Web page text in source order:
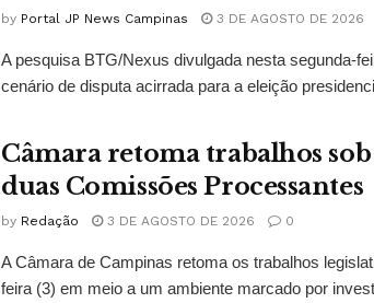
by Portal JP News Campinas 3 DE AGOSTO DE 2026
A pesquisa BTG/Nexus divulgada nesta segunda-
cenário de disputa acirrada para a eleição
Câmara retoma trabalhos sob
duas Comissões Processantes
by Redação 3 DE AGOSTO DE 2026 0
A Câmara de Campinas retoma os trabalhos
feira (3) em meio a um ambiente marcado por